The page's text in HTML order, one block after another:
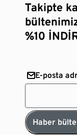
Takipte
%10
E-posta
Haber